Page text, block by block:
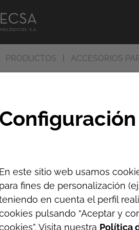
En este sitio web usamos
para fines de personalización
en cuenta el perfil
pulsando “Aceptar y
Visita nuestra Política
PRODUCTOS ACCESORIOS
de
en carga roscada